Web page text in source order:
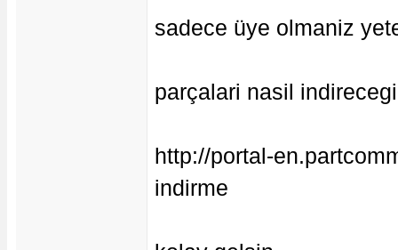
sadece üye olmaniz
parçalari nasil
http://portal-
indirme